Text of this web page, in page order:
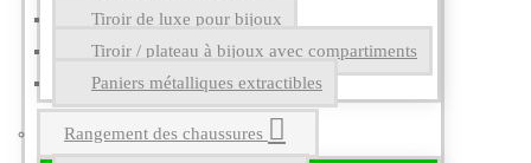
Tiroir de luxe pour bijoux
Tiroir / plateau à bijoux avec compartiments
Paniers métalliques extractibles
Rangement des chaussures